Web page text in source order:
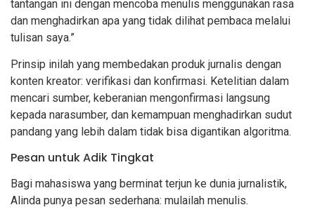
tantangan ini dengan mencoba menulis menggunakan rasa
dan menghadirkan apa yang tidak dilihat pembaca melalui
tulisan saya.”
Prinsip inilah yang membedakan produk jurnalis dengan
konten kreator: verifikasi dan konfirmasi. Ketelitian dalam
mencari sumber, keberanian mengonfirmasi langsung
kepada narasumber, dan kemampuan menghadirkan sudut
pandang yang lebih dalam tidak bisa digantikan algoritma.
Pesan untuk Adik Tingkat
Bagi mahasiswa yang berminat terjun ke dunia jurnalistik,
Alinda punya pesan sederhana: mulailah menulis.